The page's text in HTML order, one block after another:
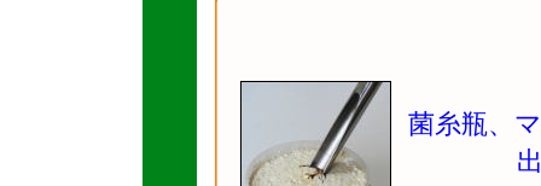
菌糸瓶、